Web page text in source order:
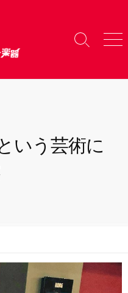
検
り
メ
ー
いう芸術に